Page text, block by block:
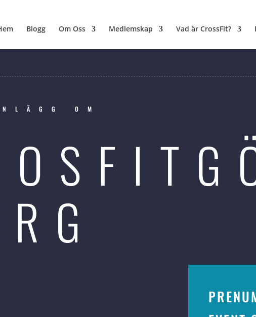
Blogg Om Oss Medlemskap Vad är CrossFit?
OM